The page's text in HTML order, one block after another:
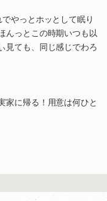
やっとホッとして眠り
んっとこの時期いつも以
見ても、同じ感じでわろ
家に帰る！用意は何ひと